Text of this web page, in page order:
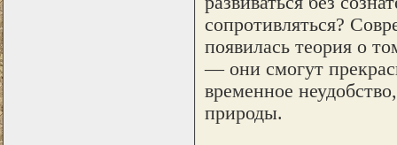
сопротивляться?
появилась теория о
— они смогут
временное
природы.